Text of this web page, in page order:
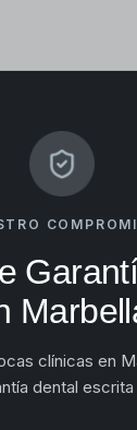
clínicas en
dental